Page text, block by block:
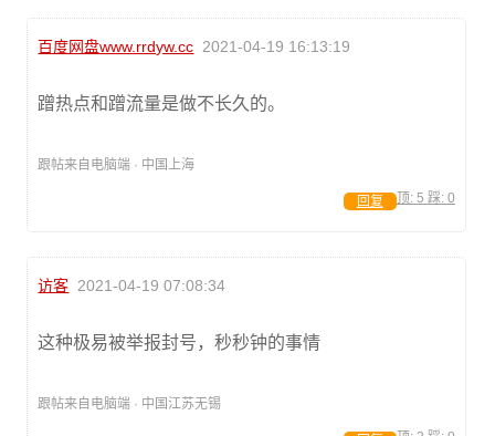
百度网盘www.rrdyw.cc 2021-04-19 16:13:19
蹭热点和蹭流量是做不长久的。
跟帖来自电脑端 · 中国上海
顶: 5 踩: 0
回复
访客 2021-04-19 07:08:34
这种极易被举报封号，秒秒钟的事情
跟帖来自电脑端 · 中国江苏无锡